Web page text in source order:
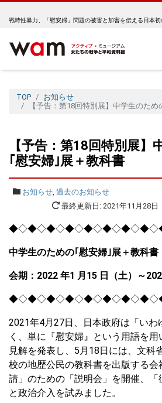
戦時性暴力、「慰安婦」問題の被害と加害を伝える日本
TOP
お知らせ
【予告：第18回特別展】中学生のた
【予告：第18回特別展】
｢慰安婦｣展＋教科書
お知らせ, 過去のお知らせ
最終更新日: 2021年11月28日
中学生のための｢慰安婦｣展＋教科書
会期：2022 年1 月15 日（土）～
2021年4月27日、日本政府は「いわ
く、単に『慰安婦』という用語を
見解を発表し、5月18日には、文科
校の地歴公民の教科書を出版する会
請」のための「説明会」を開催、「
と政治介入を試みました。